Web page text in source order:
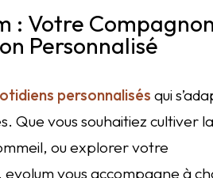
: Votre
Personnalisé
personnalisés qui
Que vous souhaitiez cultiver la
ou explorer votre
vous accompagne à